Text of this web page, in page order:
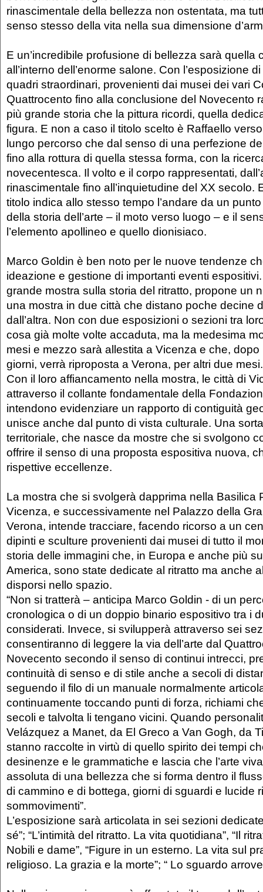
rinascimentale della bellezza non ostentata, ma
senso stesso della vita nella sua dimensione
E un’incredibile profusione di bellezza sarà quella
all’interno dell’enorme salone. Con l’esposizione
quadri straordinari, provenienti dai musei dei vari
Quattrocento fino alla conclusione del Novecento
più grande storia che la pittura ricordi, quella
figura. E non a caso il titolo scelto è Raffaello
lungo percorso che dal senso di una perfezione
fino alla rottura di quella stessa forma, con la
novecentesca. Il volto e il corpo rappresentati,
rinascimentale fino all’inquietudine del XX secolo.
titolo indica allo stesso tempo l’andare da un
della storia dell’arte – il moto verso luogo – e il
l’elemento apollineo e quello dionisiaco.
Marco Goldin è ben noto per le nuove tendenze
ideazione e gestione di importanti eventi
grande mostra sulla storia del ritratto, propone un
una mostra in due città che distano poche decine
dall’altra. Non con due esposizioni o sezioni tra
cosa già molte volte accaduta, ma la medesima
mesi e mezzo sarà allestita a Vicenza e che,
giorni, verrà riproposta a Verona, per altri due mesi.
Con il loro affiancamento nella mostra, le città di
attraverso il collante fondamentale della
intendono evidenziare un rapporto di contiguità
unisce anche dal punto di vista culturale. Una
territoriale, che nasce da mostre che si svolgono
offrire il senso di una proposta espositiva nuova,
rispettive eccellenze.
La mostra che si svolgerà dapprima nella Basilica
Vicenza, e successivamente nel Palazzo della
Verona, intende tracciare, facendo ricorso a un
dipinti e sculture provenienti dai musei di tutto il
storia delle immagini che, in Europa e anche più
America, sono state dedicate al ritratto ma anche
disporsi nello spazio.
“Non si tratterà – anticipa Marco Goldin - di un
cronologica o di un doppio binario espositivo tra i
considerati. Invece, si svilupperà attraverso sei
consentiranno di leggere la via dell’arte dal
Novecento secondo il senso di continui intrecci,
continuità di senso e di stile anche a secoli di
seguendo il filo di un manuale normalmente
continuamente toccando punti di forza, richiami
secoli e talvolta li tengano vicini. Quando
Velázquez a Manet, da El Greco a Van Gogh, da
stanno raccolte in virtù di quello spirito dei tempi
desinenze e le grammatiche e lascia che l’arte
assoluta di una bellezza che si forma dentro il
di cammino e di bottega, giorni di sguardi e lucide
sommovimenti”.
L’esposizione sarà articolata in sei sezioni
sé”; “L’intimità del ritratto. La vita quotidiana”, “Il
Nobili e dame”, “Figure in un esterno. La vita sul
religioso. La grazia e la morte”; “ Lo sguardo